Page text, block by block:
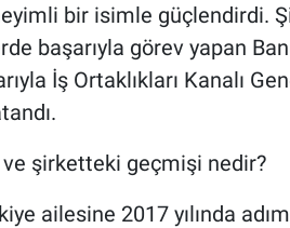
bir isimle güçlendirdi.
başarıyla görev yapan
İş Ortaklıkları Kanalı
şirketteki geçmişi nedir?
ailesine 2017 yılında